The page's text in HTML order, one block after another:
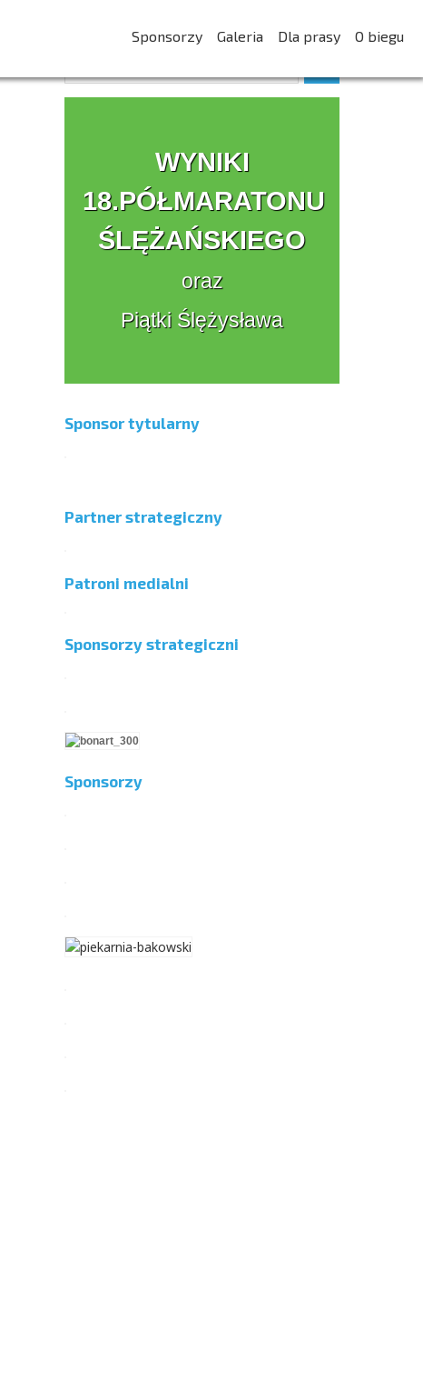
Sponsorzy Galeria Dla prasy O biegu
WYNIKI
18.PÓŁMARATONU
ŚLĘŻAŃSKIEGO
oraz
Piątki Ślężysława
Sponsor tytularny
Partner strategiczny
Patroni medialni
Sponsorzy strategiczni
Sponsorzy